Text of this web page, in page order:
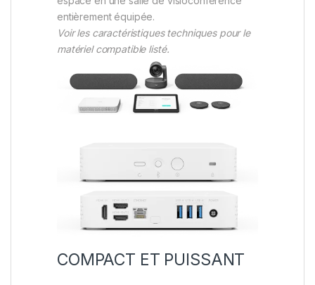
entièrement équipée.
Voir les caractéristiques techniques pour le
matériel compatible listé.
COMPACT ET PUISSANT